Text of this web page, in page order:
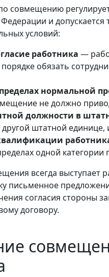
совмещению
Федерации и
условий:
работника —
обязать
нормальной
не должно
должности в
штатной
одной категории
всегда выступает
письменное
согласия стороны
договору.